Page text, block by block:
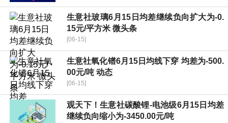
生意社玻璃6月15日均差继续负向扩大为-0.
15元/平方米 微头条
[06-15]
生意社氧化镨6月15日均线下穿 均差为-500.
00元/吨 动态
[06-15]
观天下！生意社碳酸锂-电池级6月15日均差
继续负向缩小为-3450.00元/吨